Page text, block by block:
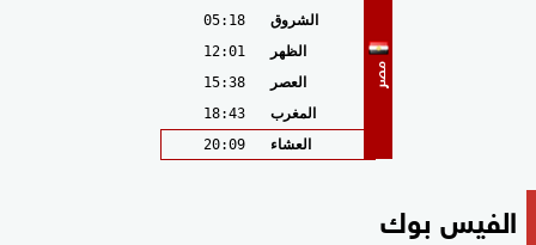
مصر
الشروق
05:18
الظهر
12:01
العصر
15:38
المغرب
18:43
العشاء
20:09
الفيس بوك